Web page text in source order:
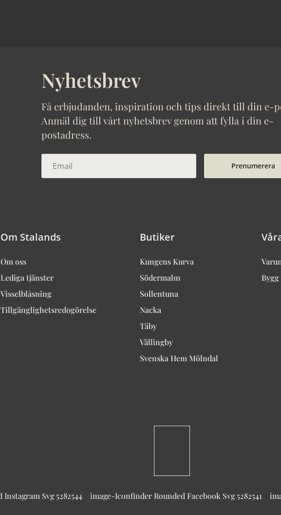
Nyhetsbrev
Få erbjudanden, inspiration och tips direkt till din e-
Anmäl dig till vårt nyhetsbrev genom att fylla i din e-
postadress.
Prenumerera
Om Stalands
Om oss
Lediga tjänster
Visselblåsning
Tillgänglighetsredogörelse
Butiker
Kungens Kurva
Södermalm
Sollentuna
Nacka
Täby
Vällingby
Svenska Hem Mölndal